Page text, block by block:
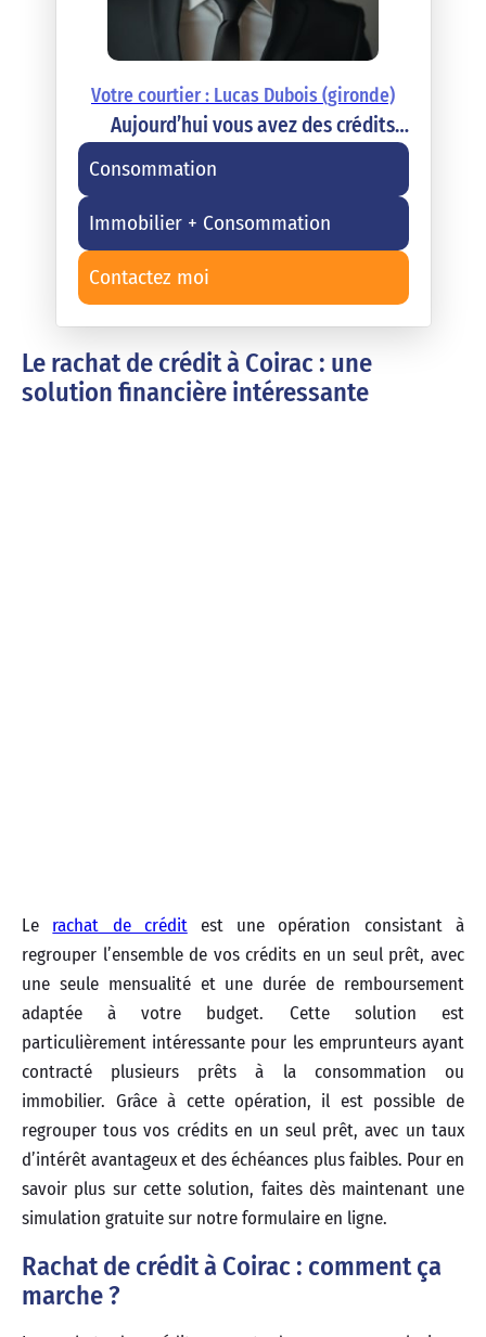
Votre courtier : Lucas Dubois (gironde)
Aujourd’hui vous avez des crédits…
Consommation
Immobilier + Consommation
Contactez moi
Le rachat de crédit à Coirac : une
solution financière intéressante
Le rachat de créditest une opération consistant à
regrouper l’ensemble de vos crédits en un seul prêt, avec
une seule mensualité et une durée de remboursement
adaptée à votre budget. Cette solution est
particulièrement intéressante pour les emprunteurs ayant
contracté plusieurs prêts à la consommation ou
immobilier. Grâce à cette opération, il est possible de
regrouper tous vos crédits en un seul prêt, avec un taux
d’intérêt avantageux et des échéances plus faibles. Pour en
savoir plus sur cette solution, faites dès maintenant une
simulation gratuite sur notre formulaire en ligne.
Rachat de crédit à Coirac : comment ça
marche ?